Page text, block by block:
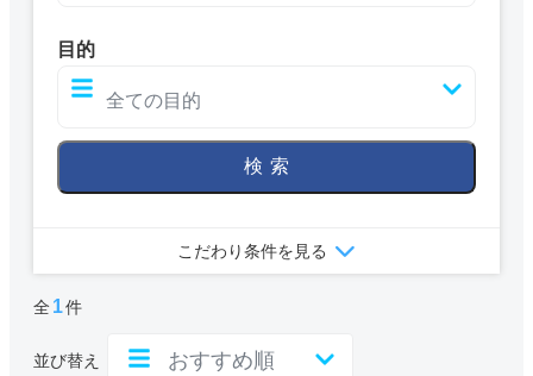
目的
検索
こだわり条件を見る
全 1件
並び替え